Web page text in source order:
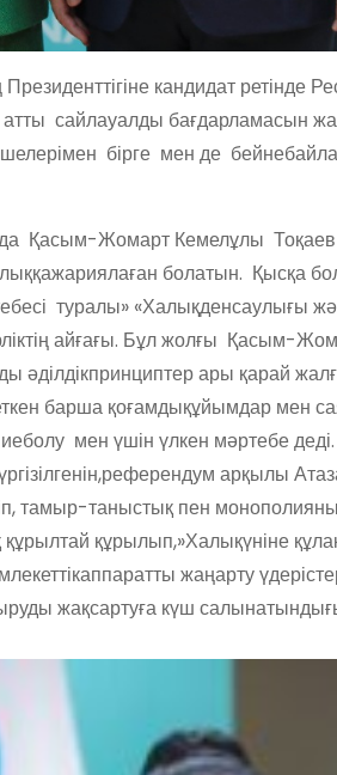
Президенттігіне кандидат ретінде
атты сайлауалды бағдарламасын
бірге мен де
Қасым-Жомарт Кемелұлы Тоқаев
жариялаған болатын. Қысқа
туралы» «Халықденсаулығы
айғағы. Бұлжолғы Қасым-
әділдікпринциптерары қарай
барша қоғамдықұйымдар мен
иеболу мен үшін үлкен мәртебедеді.
арқылы Ата
,тамыр-таныстық пен монополияны
құрылтай құрылып,»Халықүніне
аппаратты жаңарту
жақсартуға күш